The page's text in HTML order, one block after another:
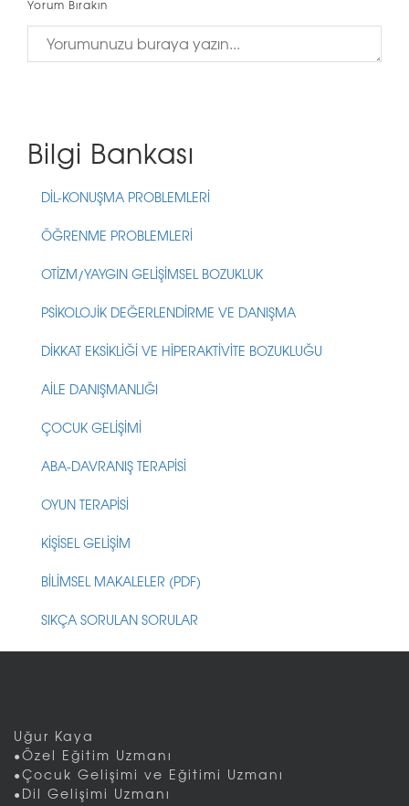
Yorum Bırakın
Bilgi Bankası
DİL-KONUŞMA PROBLEMLERİ
ÖĞRENME PROBLEMLERİ
OTİZM/YAYGIN GELİŞİMSEL BOZUKLUK
PSİKOLOJİK DEĞERLENDİRME VE DANIŞMA
DİKKAT EKSİKLİĞİ VE HİPERAKTİVİTE BOZUKLUĞU
AİLE DANIŞMANLIĞI
ÇOCUK GELİŞİMİ
ABA-DAVRANIŞ TERAPİSİ
OYUN TERAPİSİ
KİŞİSEL GELİŞİM
BİLİMSEL MAKALELER (PDF)
SIKÇA SORULAN SORULAR
Uğur Kaya
•Özel Eğitim Uzmanı
•Çocuk Gelişimi ve Eğitimi Uzmanı
•Dil Gelişimi Uzmanı